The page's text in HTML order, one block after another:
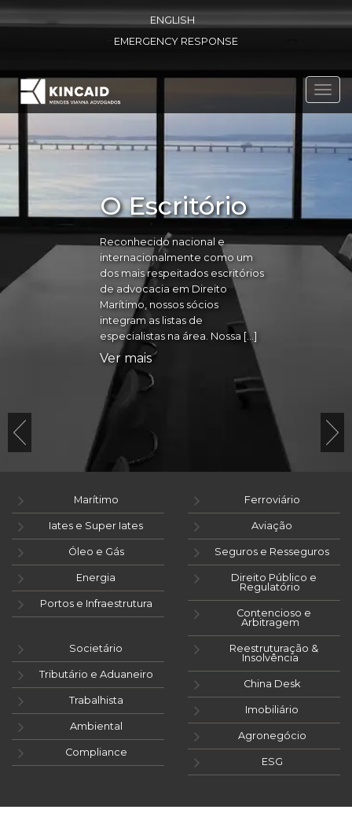
ENGLISH
EMERGENCY RESPONSE
O Escritório
Reconhecido nacional e
internacionalmente como um
dos mais respeitados escritórios
de advocacia em Direito
Marítimo, nossos sócios
integram as listas de
especialistas na área. Nossa […]
Ver mais
Marítimo
Iates e Super Iates
Óleo e Gás
Energia
Portos e Infraestrutura
Ferroviário
Aviação
Seguros e Resseguros
Direito Público e
Regulatório
Contencioso e
Arbitragem
Societário
Tributário e Aduaneiro
Trabalhista
Ambiental
Compliance
Reestruturação &
Insolvência
China Desk
Imobiliário
Agronegócio
ESG